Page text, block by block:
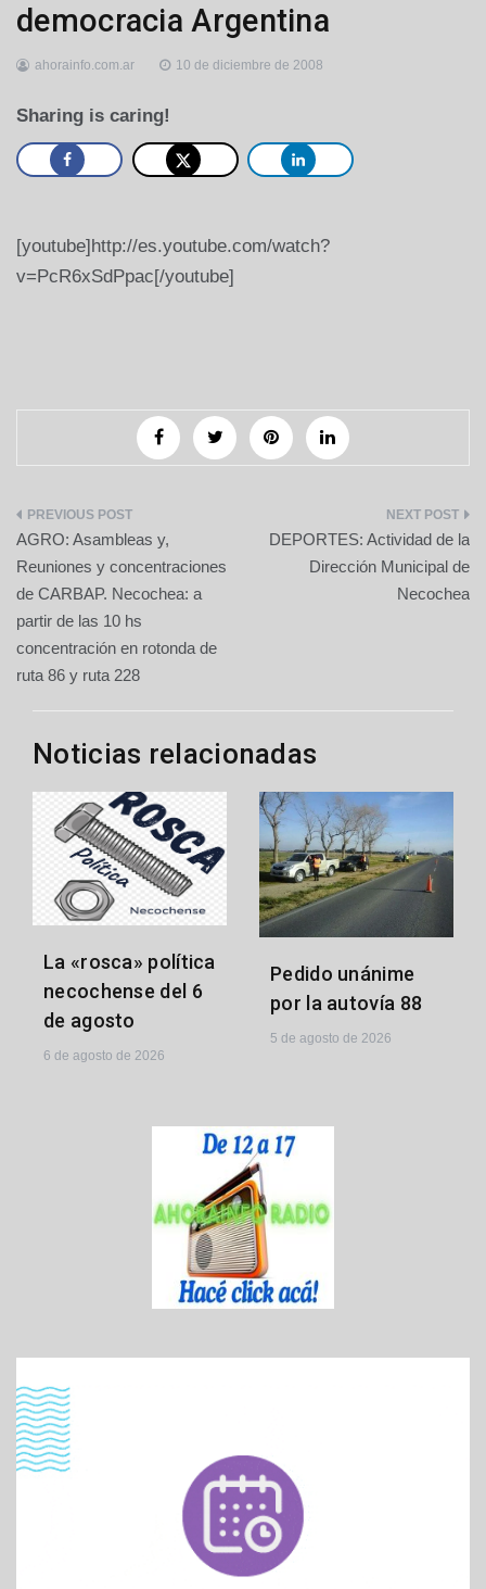
democracia Argentina
ahorainfo.com.ar 10 de diciembre de 2008
Sharing is caring!
[youtube]http://es.youtube.com/watch?
v=PcR6xSdPpac[/youtube]
Navegación
de
entradas
AGRO: Asambleas y,
Reuniones y concentraciones
de CARBAP. Necochea: a
partir de las 10 hs
concentración en rotonda de
ruta 86 y ruta 228
DEPORTES: Actividad de la
Dirección Municipal de
Necochea
Noticias relacionadas
La «rosca» política
necochense del 6
de agosto
6 de agosto de 2026
Pedido unánime
por la autovía 88
5 de agosto de 2026